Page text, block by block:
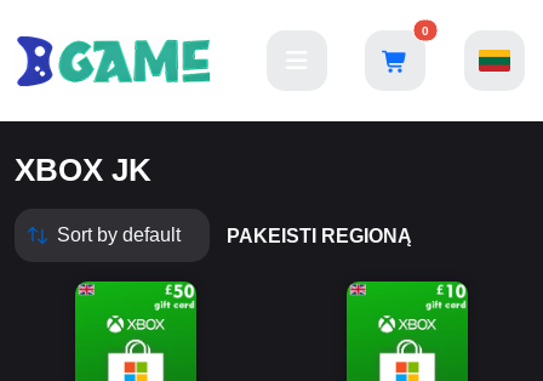
0
XBOX JK
PAKEISTI REGIONĄ